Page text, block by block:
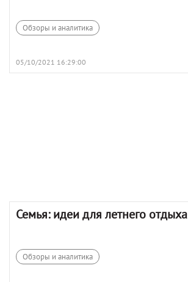
Обзоры и аналитика
05/10/2021 16:29:00
Семья: идеи для летнего отдыха
Обзоры и аналитика